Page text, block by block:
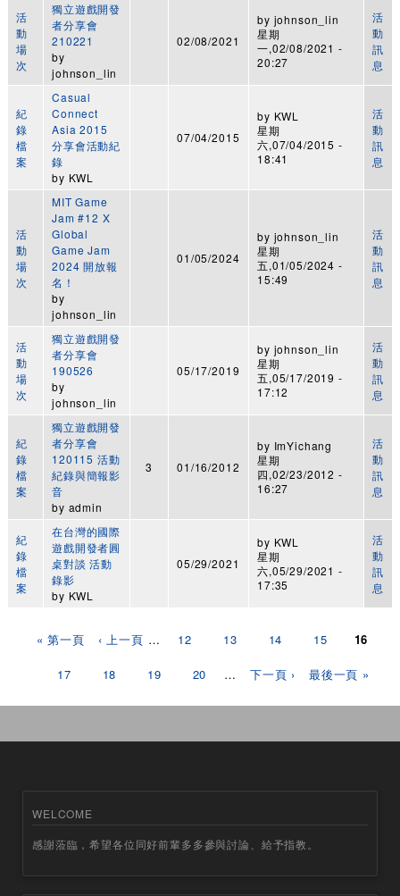
活
動
場
次
獨立遊戲開發
者分享會
210221
by
johnson_lin
02/08/2021
by johnson_lin
星期
一,02/08/2021 -
20:27
活
動
訊
息
紀
錄
檔
案
Casual
Connect
Asia 2015
分享會活動紀
錄
by KWL
07/04/2015
by KWL
星期
六,07/04/2015 -
18:41
活
動
訊
息
活
動
場
次
MIT Game
Jam #12 X
Global
Game Jam
2024 開放報
名！
by
johnson_lin
01/05/2024
by johnson_lin
星期
五,01/05/2024 -
15:49
活
動
訊
息
活
動
場
次
獨立遊戲開發
者分享會
190526
by
johnson_lin
05/17/2019
by johnson_lin
星期
五,05/17/2019 -
17:12
活
動
訊
息
紀
錄
檔
案
獨立遊戲開發
者分享會
120115 活動
紀錄與簡報影
音
by admin
3 01/16/2012
by ImYichang
星期
四,02/23/2012 -
16:27
活
動
訊
息
紀
錄
檔
案
在台灣的國際
遊戲開發者圓
桌對談 活動
錄影
by KWL
05/29/2021
by KWL
星期
六,05/29/2021 -
17:35
活
動
訊
息
« 第一頁 ‹ 上一頁 … 12 13 14 15 16
17 18 19 20 … 下一頁 › 最後一頁 »
WELCOME
感謝蒞臨，希望各位同好前輩多多參與討論、給予指教。